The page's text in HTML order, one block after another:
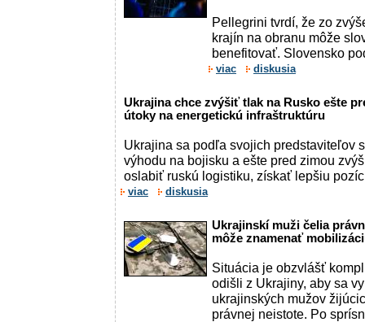
Pellegrini tvrdí, že zo
krajín na obranu môže
benefitovať. Slovensko
viac diskusia
Ukrajina chce zvýšiť tlak na Rusko ešte
útoky na energetickú infraštruktúru
Ukrajina sa podľa svojich predstaviteľov
výhodu na bojisku a ešte pred zimou
oslabiť ruskú logistiku, získať lepšiu
viac diskusia
Ukrajinskí muži čelia
môže znamenať
Situácia je obzvlášť
odišli z Ukrajiny, aby sa
ukrajinských mužov
právnej neistote. Po